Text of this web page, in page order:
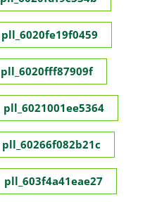
pll_6020fe19f0459
pll_6020fff87909f
pll_6021001ee5364
pll_60266f082b21c
pll_603f4a41eae27